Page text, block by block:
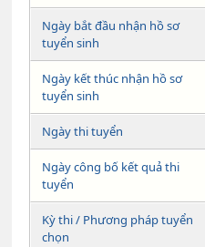
Ngày bắt đầu nhận hồ sơ
tuyển sinh
Ngày kết thúc nhận hồ sơ
tuyển sinh
Ngày thi tuyển
Ngày công bố kết quả thi
tuyển
Kỳ thi / Phương pháp tuyển
chọn